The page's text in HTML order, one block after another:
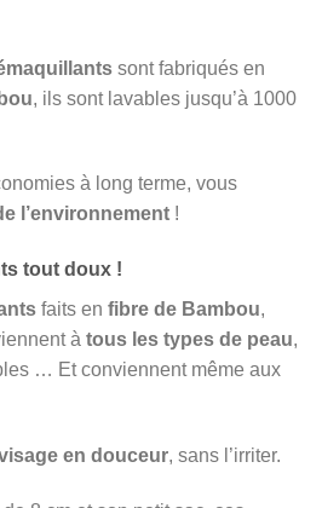
sont fabriqués en
, ils sont lavables jusqu’à 1000
à long terme, vous
l’environnement !
tout doux !
faits en fibre de Bambou,
à tous les types de peau,
… Et conviennent même aux
en douceur, sans l’irriter.